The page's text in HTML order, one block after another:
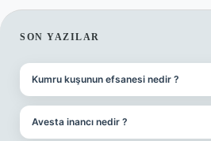
SIDEBAR
SON YAZILAR
Kumru kuşunun efsanesi nedir ?
Avesta inancı nedir ?